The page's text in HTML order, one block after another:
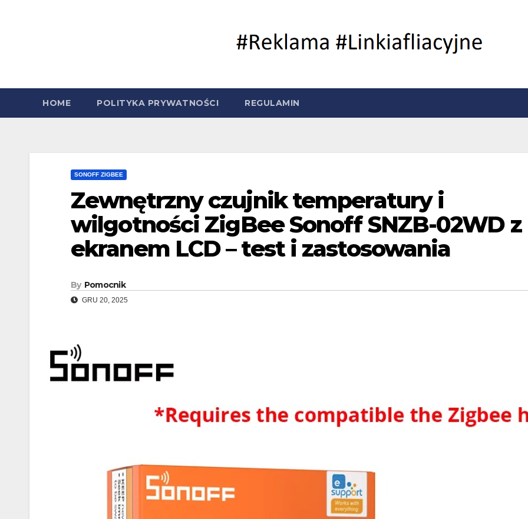
HOME POLITYKA PRYWATNOŚCI REGULAMIN
SONOFF ZIGBEE
Zewnętrzny czujnik temperatury i
wilgotności ZigBee Sonoff SNZB-02WD z
ekranem LCD – test i zastosowania
By Pomocnik
GRU 20, 2025